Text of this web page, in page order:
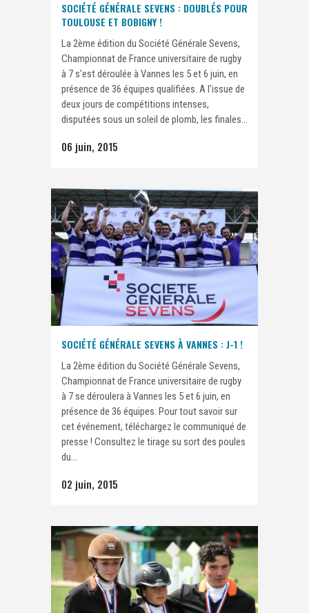
SOCIÉTÉ GÉNÉRALE SEVENS : DOUBLÉS POUR
TOULOUSE ET BOBIGNY !
La 2ème édition du Société Générale Sevens,
Championnat de France universitaire de rugby
à 7 s'est déroulée à Vannes les 5 et 6 juin, en
présence de 36 équipes qualifiées. A l'issue de
deux jours de compétitions intenses,
disputées sous un soleil de plomb, les finales...
06 juin, 2015
SOCIÉTÉ GÉNÉRALE SEVENS À VANNES : J-1 !
La 2ème édition du Société Générale Sevens,
Championnat de France universitaire de rugby
à 7 se déroulera à Vannes les 5 et 6 juin, en
présence de 36 équipes. Pour tout savoir sur
cet événement, téléchargez le communiqué de
presse ! Consultez le tirage su sort des poules
du...
02 juin, 2015